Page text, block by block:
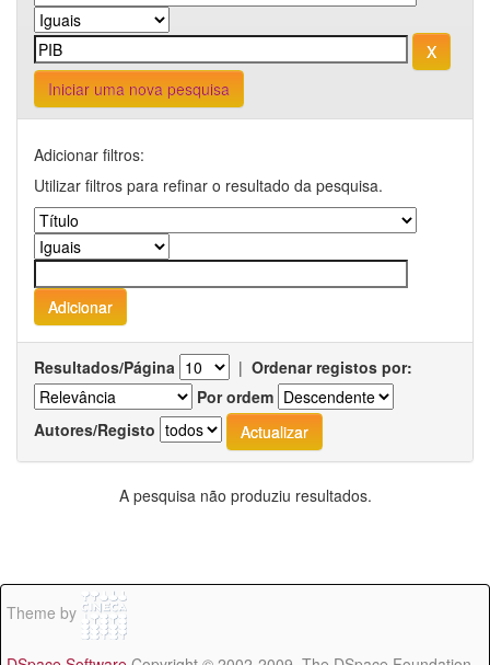
Iniciar uma nova pesquisa
Adicionar filtros:
Utilizar filtros para refinar o resultado da pesquisa.
Resultados/Página | Ordenar registos por:
Por ordem
Autores/Registo
A pesquisa não produziu resultados.
Theme by